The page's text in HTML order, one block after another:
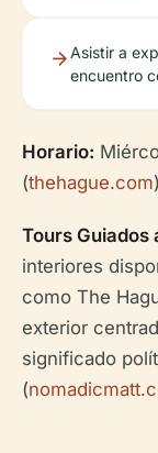
Asistir a
encuentro
Horario:
(thehague.com)
Tours Guiados
interiores
como The
exterior
significado
(